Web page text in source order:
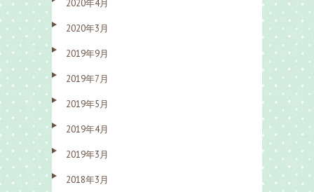
2020年4月
2020年3月
2019年9月
2019年7月
2019年5月
2019年4月
2019年3月
2018年3月